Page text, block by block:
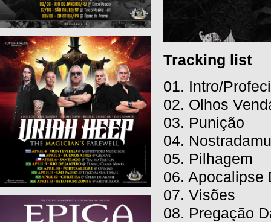
Tracking list
01. Intro/
02. Olhos
03. Punição
04.
05. Pilhagem
06. Apocalipse
07. Visões
08. Pregação